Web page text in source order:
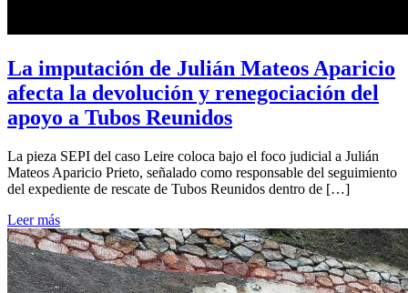
La imputación de Julián Mateos Aparicio
afecta la devolución y renegociación del
apoyo a Tubos Reunidos
La pieza SEPI del caso Leire coloca bajo el foco judicial a Julián
Mateos Aparicio Prieto, señalado como responsable del seguimiento
del expediente de rescate de Tubos Reunidos dentro de […]
Leer más